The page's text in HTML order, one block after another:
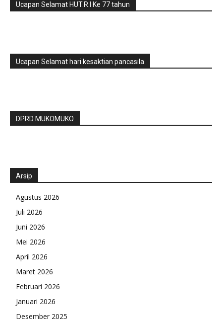
Ucapan Selamat HUT.R.I Ke 77 tahun
Ucapan Selamat hari kesaktian pancasila
DPRD MUKOMUKO
Arsip
Agustus 2026
Juli 2026
Juni 2026
Mei 2026
April 2026
Maret 2026
Februari 2026
Januari 2026
Desember 2025